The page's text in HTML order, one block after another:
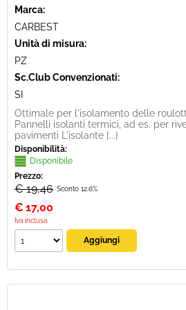
Marca:
CARBEST
Unità di misura:
PZ
Sc.Club Convenzionati:
SI
Ottimale per l'isolamento delle
Pannelli isolanti termici, ad es. per
pavimenti L'isolante [...]
Disponibilità:
Disponibile
Prezzo:
€ 19,46 Sconto 12.6%
€ 17,00
Iva inclusa